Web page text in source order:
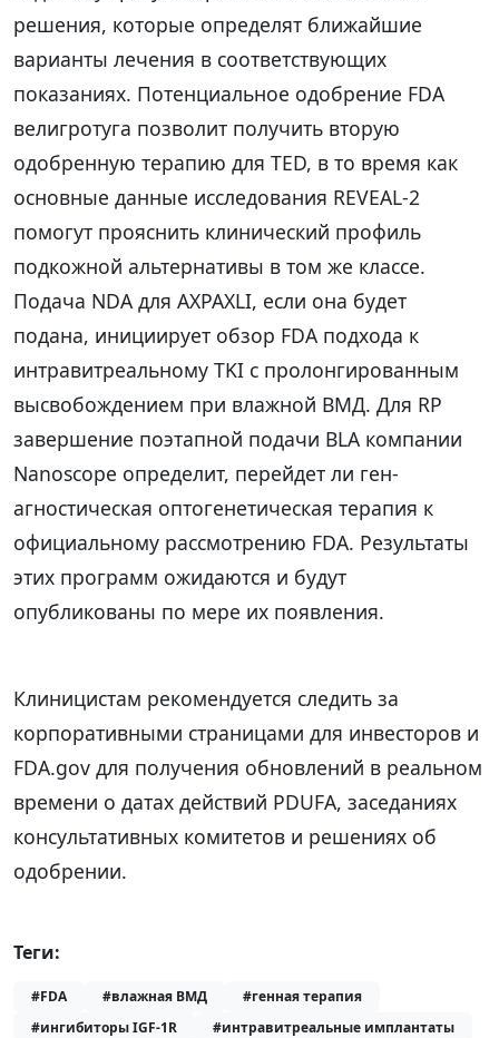
решения, которые определят ближайшие
варианты лечения в соответствующих
показаниях. Потенциальное одобрение FDA
велигротуга позволит получить вторую
одобренную терапию для TED, в то время как
основные данные исследования REVEAL-2
помогут прояснить клинический профиль
подкожной альтернативы в том же классе.
Подача NDA для AXPAXLI, если она будет
подана, инициирует обзор FDA подхода к
интравитреальному TKI с пролонгированным
высвобождением при влажной ВМД. Для RP
завершение поэтапной подачи BLA компании
Nanoscope определит, перейдет ли ген-
агностическая оптогенетическая терапия к
официальному рассмотрению FDA. Результаты
этих программ ожидаются и будут
опубликованы по мере их появления.
Клиницистам рекомендуется следить за
корпоративными страницами для инвесторов и
FDA.gov для получения обновлений в реальном
времени о датах действий PDUFA, заседаниях
консультативных комитетов и решениях об
одобрении.
Теги:
#FDA #влажная ВМД
#генная терапия
#ингибиторы IGF-1R
#интравитреальные имплантаты